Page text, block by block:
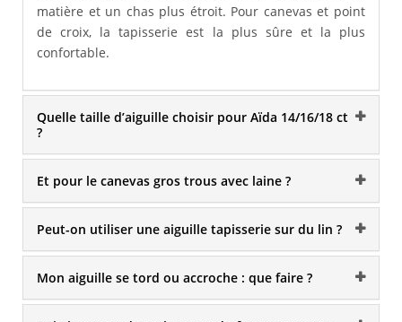
matière et un chas plus étroit. Pour canevas et point
de croix, la tapisserie est la plus sûre et la plus
confortable.
Quelle taille d’aiguille choisir pour Aïda 14/16/18 ct
?
Et pour le canevas gros trous avec laine ?
Peut-on utiliser une aiguille tapisserie sur du lin ?
Mon aiguille se tord ou accroche : que faire ?